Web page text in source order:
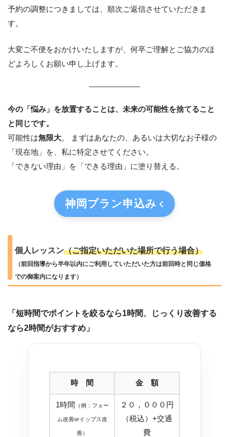
予約の調整につきましては、順次ご返信させていただきま
す。
大変ご不便をおかけいたしますが、何卒ご理解とご協力のほ
どよろしくお願い申し上げます。
今の「悩み」を放置することは、未来の可能性を捨てること
と同じです。
可能性は無限大。 まずはあなたの、あるいは大切なお子様の
「現在地」を、私に特定させてください。
「できない理由」を「できる理由」に塗り替える。
神岡プラン申込み
個人レッスン（ご指定いただいた場所で行う場合）
（前回指導から半年以内にご利用していただいた方は前回時と同じ価格
での御案内になります）
「短時間でポイントを絞るなら1時間、じっくり改善する
なら2時間がおすすめ」
時 間 金 額
1時間 （例：フォー
ム改善orイップス改
善）
２０，０００円
（税込）+交通
費